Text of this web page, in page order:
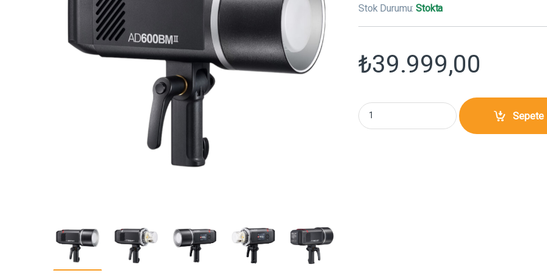
Stok Durumu:Stokta
₺39.999,00
Godox AD600BM II Taşınabilir Bataryalı
Sepete